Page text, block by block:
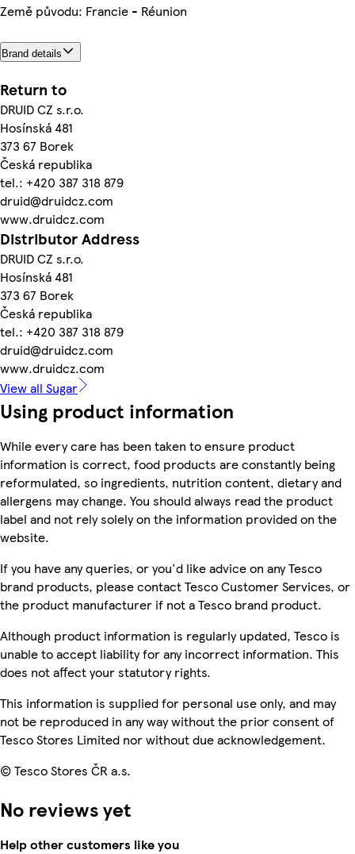
Země původu: Francie - Réunion
Brand details
Return to
DRUID CZ s.r.o.
Hosínská 481
373 67 Borek
Česká republika
tel.: +420 387 318 879
druid@druidcz.com
www.druidcz.com
Distributor Address
DRUID CZ s.r.o.
Hosínská 481
373 67 Borek
Česká republika
tel.: +420 387 318 879
druid@druidcz.com
www.druidcz.com
View all Sugar
Using product information
While every care has been taken to ensure product
information is correct, food products are constantly being
reformulated, so ingredients, nutrition content, dietary and
allergens may change. You should always read the product
label and not rely solely on the information provided on the
website.
If you have any queries, or you'd like advice on any Tesco
brand products, please contact Tesco Customer Services, or
the product manufacturer if not a Tesco brand product.
Although product information is regularly updated, Tesco is
unable to accept liability for any incorrect information. This
does not affect your statutory rights.
This information is supplied for personal use only, and may
not be reproduced in any way without the prior consent of
Tesco Stores Limited nor without due acknowledgement.
© Tesco Stores ČR a.s.
No reviews yet
Help other customers like you